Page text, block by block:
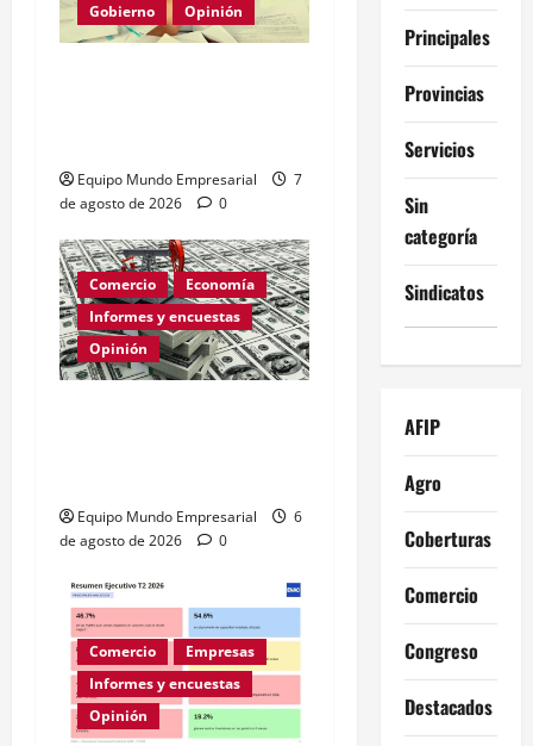
Gobierno
Opinión
Equipo Mundo Empresarial
7
de agosto de 2026
0
Comercio
Economía
Informes y encuestas
Opinión
Equipo Mundo Empresarial
6
de agosto de 2026
0
Comercio
Empresas
Informes y encuestas
Opinión
Principales
Provincias
Servicios
Sin
categoría
Sindicatos
AFIP
Agro
Coberturas
Comercio
Congreso
Destacados